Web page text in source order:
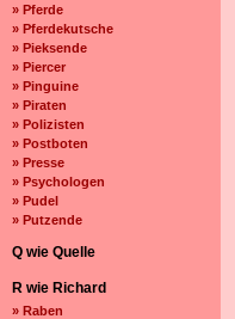
» Pferde
» Pferdekutsche
» Pieksende
» Piercer
» Pinguine
» Piraten
» Polizisten
» Postboten
» Presse
» Psychologen
» Pudel
» Putzende
Q wie Quelle
R wie Richard
» Raben